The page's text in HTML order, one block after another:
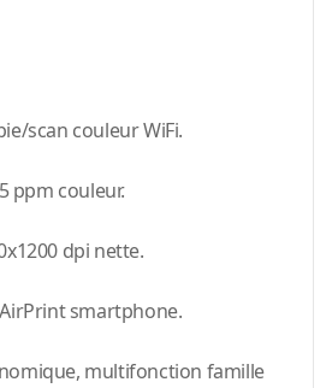
scan couleur WiFi.
ppm couleur.
dpi nette.
smartphone.
multifonction famille